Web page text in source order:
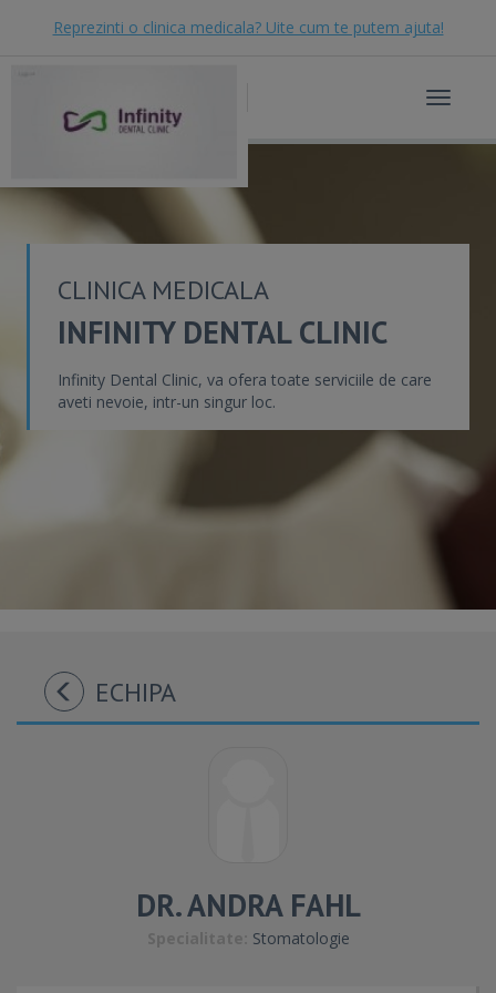
Reprezinti o clinica medicala? Uite cum te putem ajuta!
Toggle
CLINICA MEDICALA
INFINITY DENTAL CLINIC
Infinity Dental Clinic, va ofera toate serviciile de care
aveti nevoie, intr-un singur loc.
ECHIPA
DR. ANDRA FAHL
Stomatologie